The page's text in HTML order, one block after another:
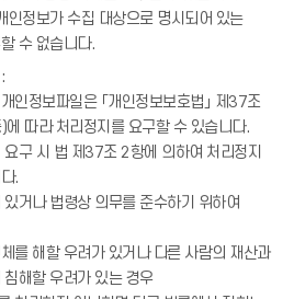
인정보가 수집 대상으로 명시되어 있는
수 없습니다.
인정보파일은 「개인정보보호법」 제37조
따라 처리정지를 요구할 수 있습니다.
구 시 법 제37조 2항에 의하여 처리정지
.
거나 법령상 의무를 준수하기 위하여
를 해할 우려가 있거나 다른 사람의 재산과
해할 우려가 있는 경우